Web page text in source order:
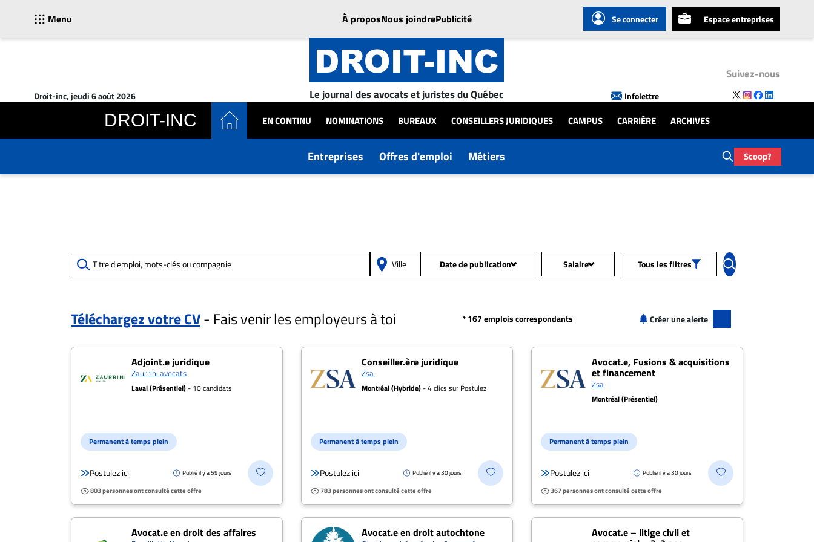
Menu À proposNous joindrePublicité Se connecter Espace entreprises
Droit-inc, jeudi 6 août 2026 Le journal des avocats et juristes du Québec Infolettre
Suivez-nous
DROIT-INC EN CONTINU NOMINATIONS BUREAUX CONSEILLERS JURIDIQUES CAMPUS CARRIÈRE ARCHIVES
Entreprises Offres d'emploi Métiers Scoop?
En
Nominations
Conseillers
CARRIÈRE
EMPLOIS
Date de publication
Depuis 5 jours
Salaire
70 000$+
150 000$+
200 000$+
Tous les filtres
Salaire: Tous les salaires +
Type de poste
Présentiel/Télétravail +
Réinitialiser Fermer
Téléchargez votre CV- Fais venir les employeurs à toi * 167 emplois correspondants Créer une alerte
167 offres d'emploi
Adjoint.e juridique
Zaurrini avocats
Laval (Présentiel)- 10 candidats
Permanent à temps plein
Postulez ici Publié il y a 59 jours
803 personnes ont consulté cette offre
Postulez
Conseiller.ère juridique
Zsa
Montréal (Hybride)- 4 clics sur Postulez
Permanent à temps plein
Postulez ici Publié il y a 30 jours
783 personnes ont consulté cette offre
Postulez
Avocat.e, Fusions & acquisitions
et financement
Zsa
Montréal (Présentiel)
Permanent à temps plein
Postulez ici Publié il y a 30 jours
367 personnes ont consulté cette offre
Postulez
Avocat.e en droit des affaires Avocat.e en droit autochtone Avocat.e – litige civil et